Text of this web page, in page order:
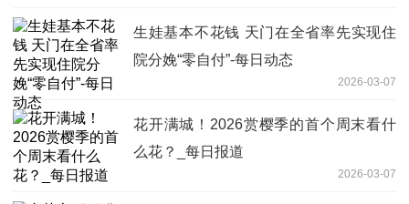
生娃基本不花钱 天门在全省率先实现住
院分娩“零自付”-每日动态
2026-03-07
花开满城！2026赏樱季的首个周末看什
么花？_每日报道
2026-03-07